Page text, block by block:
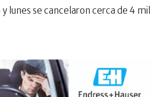
lunes se cancelaron cerca de 4 mil